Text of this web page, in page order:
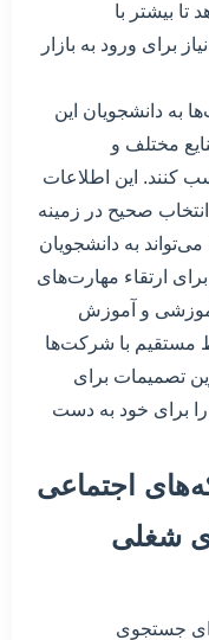
بیشتر با
برای ورود به بازار
به دانشجویان این
مختلف و
کنند. این اطلاعات
صحیح در زمینه
به دانشجویان
ارتقاء مهارت‌های
آموزشی و آموزش
مستقیم با شرکت‌ها
تصمیمات برای
را برای خود به دست
اجتماعی
شغلی
جستجوی